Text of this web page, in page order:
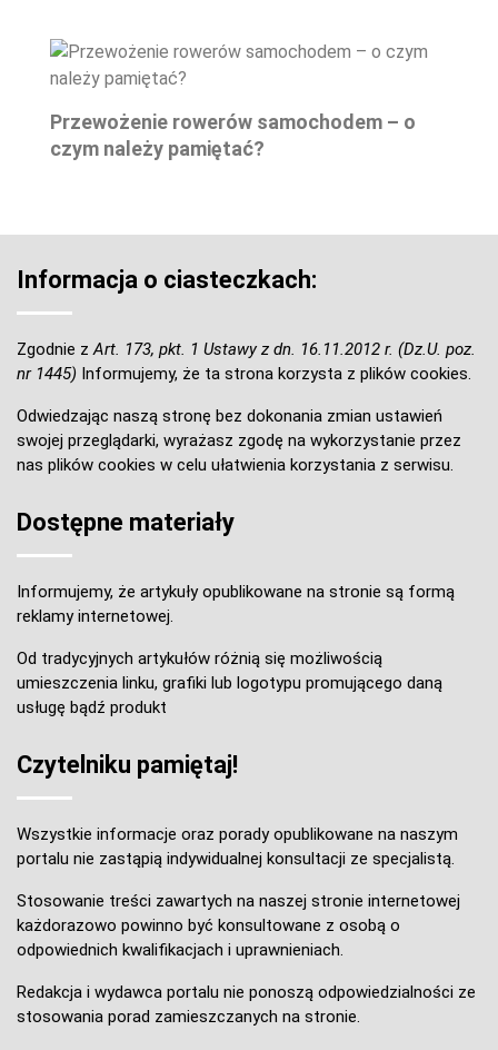
Przewożenie rowerów samochodem – o
czym należy pamiętać?
Informacja o ciasteczkach:
Zgodnie zArt. 173, pkt. 1 Ustawy z dn. 16.11.2012 r. (Dz.U. poz.
nr 1445) Informujemy, że ta strona korzysta z plików cookies.
Odwiedzając naszą stronę bez dokonania zmian ustawień
swojej przeglądarki, wyrażasz zgodę na wykorzystanie przez
nas plików cookies w celu ułatwienia korzystania z serwisu.
Dostępne materiały
Informujemy, że artykuły opublikowane na stronie są formą
reklamy internetowej.
Od tradycyjnych artykułów różnią się możliwością
umieszczenia linku, grafiki lub logotypu promującego daną
usługę bądź produkt
Czytelniku pamiętaj!
Wszystkie informacje oraz porady opublikowane na naszym
portalu nie zastąpią indywidualnej konsultacji ze specjalistą.
Stosowanie treści zawartych na naszej stronie internetowej
każdorazowo powinno być konsultowane z osobą o
odpowiednich kwalifikacjach i uprawnieniach.
Redakcja i wydawca portalu nie ponoszą odpowiedzialności ze
stosowania porad zamieszczanych na stronie.